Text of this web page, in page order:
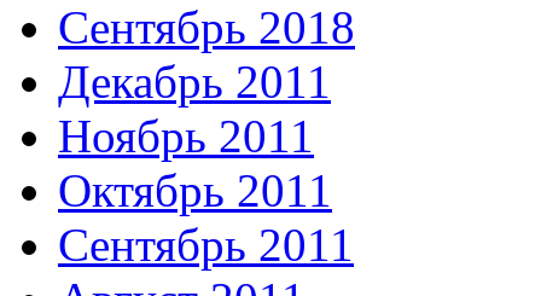
Сентябрь 2018
Декабрь 2011
Ноябрь 2011
Октябрь 2011
Сентябрь 2011